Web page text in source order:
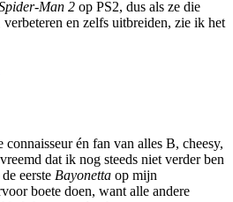
Man 2 op PS2, dus als ze die
en zelfs uitbreiden, zie ik het
én fan van alles B, cheesy,
dat ik nog steeds niet verder ben
eerste Bayonetta op mijn
boete doen, want alle andere